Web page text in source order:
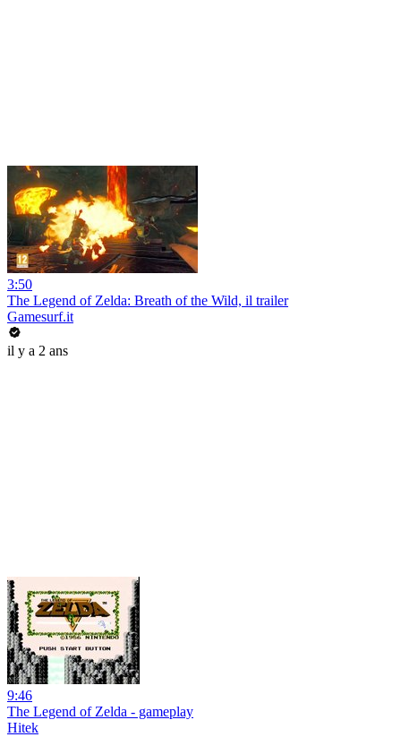
3:50
The Legend of Zelda: Breath of the Wild, il trailer
Gamesurf.it
il y a 2 ans
9:46
The Legend of Zelda - gameplay
Hitek